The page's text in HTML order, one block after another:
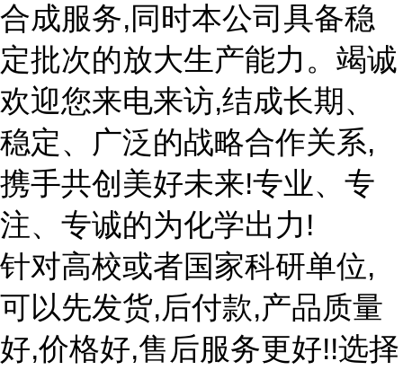
合成服务,同时本公司具备稳
定批次的放大生产能力。竭诚
欢迎您来电来访,结成长期、
稳定、广泛的战略合作关系,
携手共创美好未来!专业、专
注、专诚的为化学出力!
针对高校或者国家科研单位,
可以先发货,后付款,产品质量
好,价格好,售后服务更好!!选择